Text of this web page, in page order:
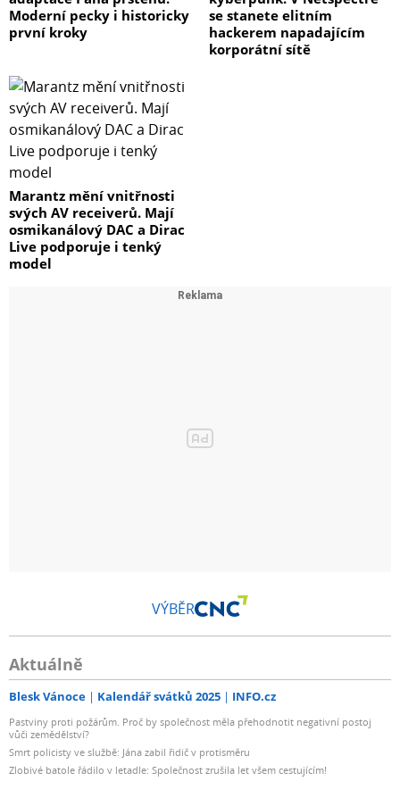
Moderní pecky i historicky
první kroky
se stanete elitním
hackerem napadajícím
korporátní sítě
Marantz mění vnitřnosti
svých AV receiverů. Mají
osmikanálový DAC a Dirac
Live podporuje i tenký
model
VÝBĚR
Aktuálně
Blesk Vánoce Kalendář svátků 2025 INFO.cz
Pastviny proti požárům. Proč by společnost měla přehodnotit negativní postoj
vůči zemědělství?
Smrt policisty ve službě: Jána zabil řidič v protisměru
Zlobivé batole řádilo v letadle: Společnost zrušila let všem cestujícím!